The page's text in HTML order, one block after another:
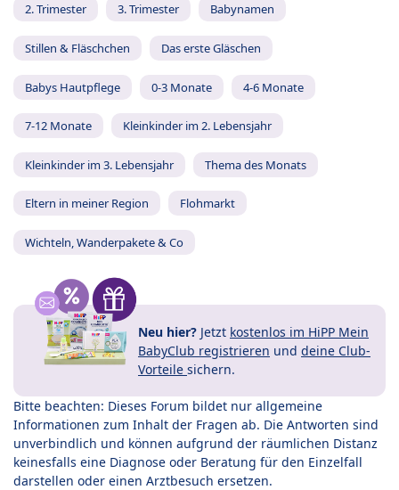
2. Trimester 3. Trimester Babynamen
Stillen & Fläschchen Das erste Gläschen
Babys Hautpflege 0-3 Monate 4-6 Monate
7-12 Monate Kleinkinder im 2. Lebensjahr
Kleinkinder im 3. Lebensjahr Thema des Monats
Eltern in meiner Region Flohmarkt
Wichteln, Wanderpakete & Co
Neu hier? Jetzt kostenlos im HiPP Mein
BabyClub registrieren und deine Club-
Vorteile sichern.
Bitte beachten: Dieses Forum bildet nur allgemeine
Informationen zum Inhalt der Fragen ab. Die Antworten sind
unverbindlich und können aufgrund der räumlichen Distanz
keinesfalls eine Diagnose oder Beratung für den Einzelfall
darstellen oder einen Arztbesuch ersetzen.